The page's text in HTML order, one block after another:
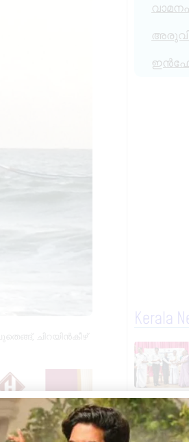
, ചിറയിൻകീഴ്
Kerala